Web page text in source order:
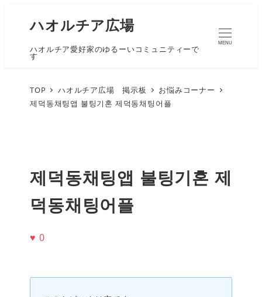
ハオルチア広場
ハオルチア愛好家のゆるーいコミュニティーで
す
MENU
TOP ハオルチア広場 掲示板
お悩みコーナー
제덕동채팅앱 불팅기혼 제덕동채팅어플
제덕동채팅앱 불팅기혼 제
덕동채팅어플
♥ 0